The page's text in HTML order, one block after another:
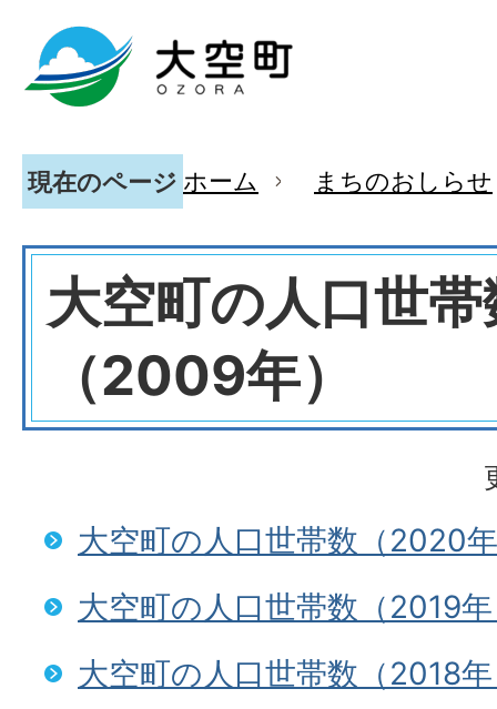
現在のページ ホーム まちのおしらせ
大空町の人口世帯
（2009年）
大空町の人口世帯数（2020
大空町の人口世帯数（2019
大空町の人口世帯数（2018